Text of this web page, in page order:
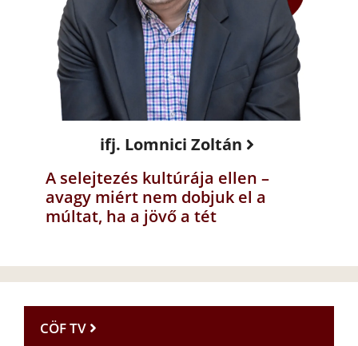
ifj. Lomnici Zoltán
A selejtezés kultúrája ellen –
avagy miért nem dobjuk el a
múltat, ha a jövő a tét
CÖF TV